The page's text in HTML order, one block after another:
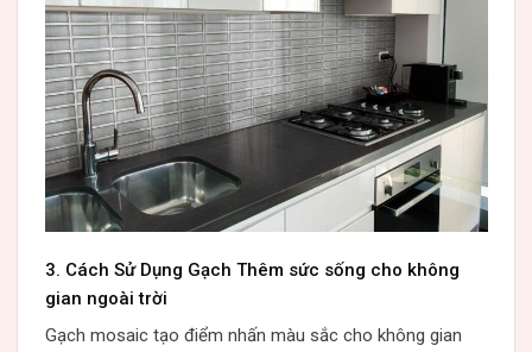
3. Cách Sử Dụng Gạch Thêm sức sống cho không
gian ngoài trời
Gạch mosaic tạo điểm nhấn màu sắc cho không gian